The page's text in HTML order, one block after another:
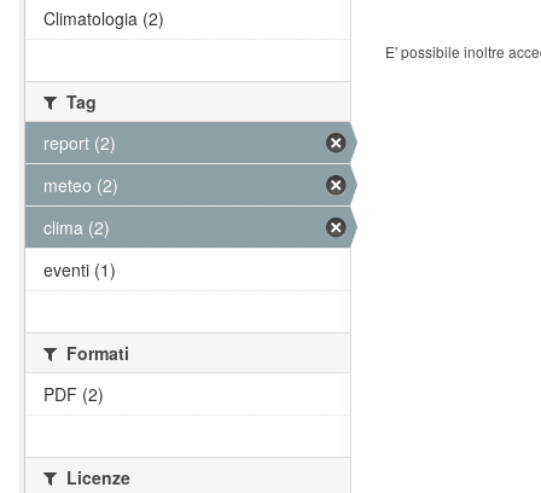
E' possibile inoltre
Climatologia (2)
Tag
report (2)
meteo (2)
clima (2)
eventi (1)
Formati
PDF (2)
Licenze